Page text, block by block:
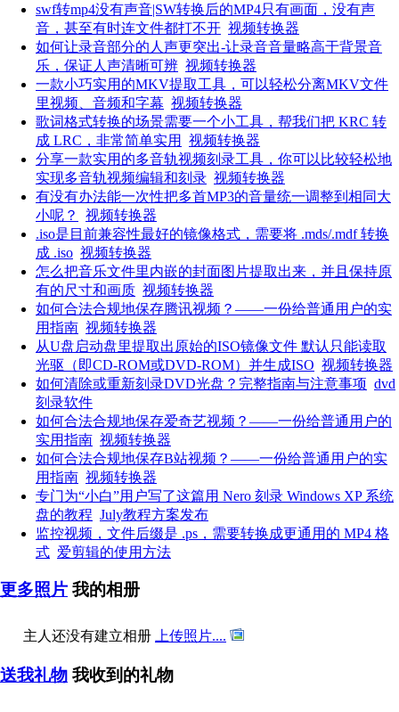
swf转mp4没有声音|SW转换后的MP4只有画面，没有声
音，甚至有时连文件都打不开 视频转换器
如何让录音部分的人声更突出-让录音音量略高于背景音
乐，保证人声清晰可辨 视频转换器
一款小巧实用的MKV提取工具，可以轻松分离MKV文件
里视频、音频和字幕 视频转换器
歌词格式转换的场景需要一个小工具，帮我们把 KRC 转
成 LRC，非常简单实用
视频转换器
分享一款实用的多音轨视频刻录工具，你可以比较轻松地
实现多音轨视频编辑和刻录 视频转换器
有没有办法能一次性把多首MP3的音量统一调整到相同大
小呢？
视频转换器
.iso是目前兼容性最好的镜像格式，需要将 .mds/.mdf 转换
成 .iso 视频转换器
怎么把音乐文件里内嵌的封面图片提取出来，并且保持原
有的尺寸和画质 视频转换器
如何合法合规地保存腾讯视频？——一份给普通用户的实
用指南 视频转换器
从U盘启动盘里提取出原始的ISO镜像文件 默认只能读取
光驱（即CD-ROM或DVD-ROM）并生成ISO 视频转换器
如何清除或重新刻录DVD光盘？完整指南与注意事项 dvd
刻录软件
如何合法合规地保存爱奇艺视频？——一份给普通用户的
实用指南 视频转换器
如何合法合规地保存B站视频？——一份给普通用户的实
用指南 视频转换器
专门为“小白”用户写了这篇用 Nero 刻录 Windows XP 系统
盘的教程 July教程方案发布
监控视频，文件后缀是 .ps，需要转换成更通用的 MP4 格
式 爱剪辑的使用方法
更多照片 我的相册
主人还没有建立相册 上传照片....
送我礼物 我收到的礼物